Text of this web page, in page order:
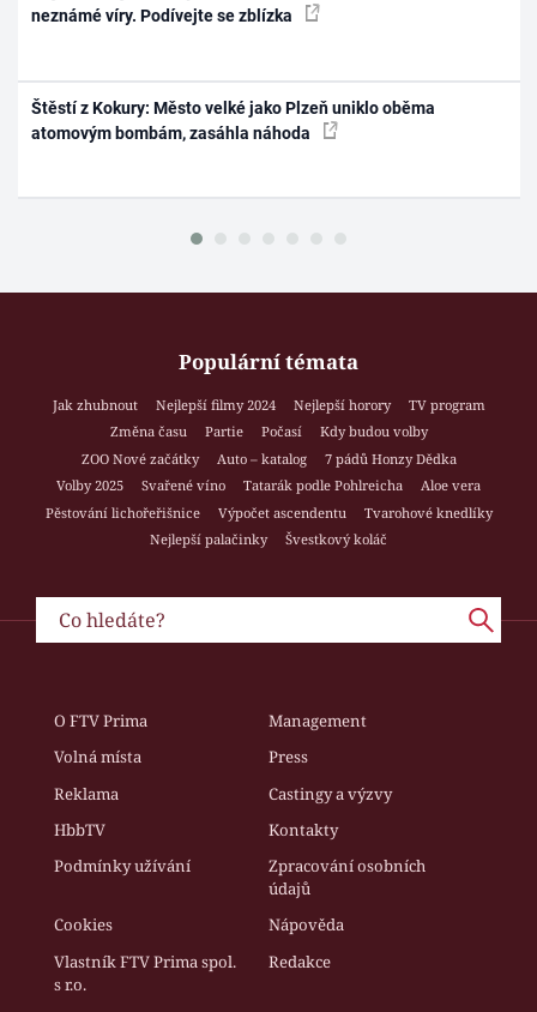
neznámé víry. Podívejte se zblízka
Štěstí z Kokury: Město velké jako Plzeň uniklo oběma
atomovým bombám, zasáhla náhoda
Populární témata
Jak zhubnout Nejlepší filmy 2024 Nejlepší horory
TV program
Změna času
Partie Počasí
Kdy budou volby
ZOO Nové začátky
Auto – katalog
7 pádů Honzy Dědka
Volby 2025
Svařené víno Tatarák podle Pohlreicha
Aloe vera
Pěstování lichořeřišnice
Výpočet ascendentu
Tvarohové knedlíky
Nejlepší palačinky
Švestkový koláč
O FTV Prima
Management
Volná místa
Press
Reklama
Castingy a výzvy
HbbTV
Kontakty
Podmínky užívání
Zpracování osobních
údajů
Cookies
Nápověda
Vlastník FTV Prima spol.
s r.o.
Redakce